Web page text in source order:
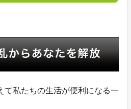
て私たちの生活が便利になる一